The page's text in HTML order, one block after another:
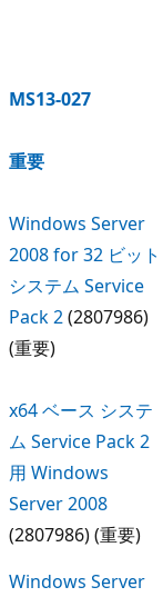
MS13-027
重要
Windows Server
2008 for 32 ビット
システム Service
Pack 2(2807986)
(重要)
x64 ベース システ
ム Service Pack 2
用 Windows
Server 2008
(2807986) (重要)
Windows Server